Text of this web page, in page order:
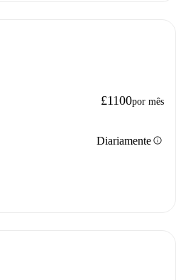
£1100por mês
Diariamenteinfo